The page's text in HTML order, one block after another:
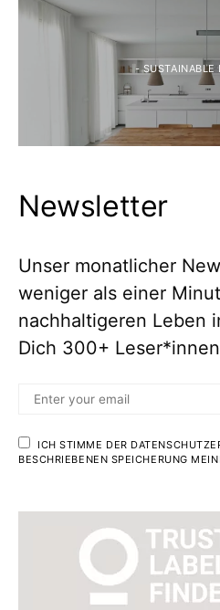
- SUSTAINABLE
Newsletter
Unser monatlicher
weniger als einer
nachhaltigeren Leben
Dich 300+
ICH STIMME DER
BESCHRIEBENEN SPEICHERUNG